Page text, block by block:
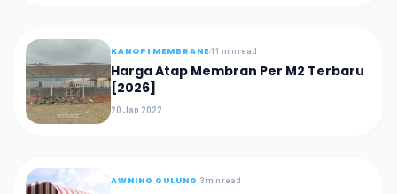
KANOPI MEMBRANE 11 min read
Harga Atap Membran Per M2 Terbaru
[2026]
20 Jan 2022
AWNING GULUNG 3 min read